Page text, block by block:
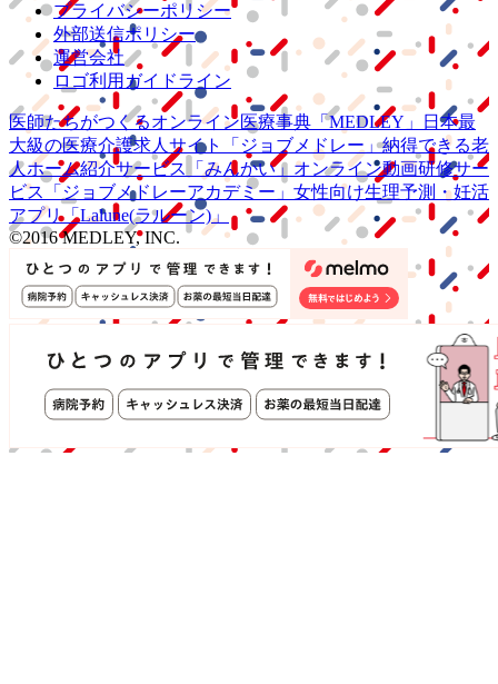
プライバシーポリシー
外部送信ポリシー
運営会社
ロゴ利用ガイドライン
医師たちがつくるオンライン医療事典 「MEDLEY」
日本最
大級の医療介護求人サイト 「ジョブメドレー」納得できる老
人ホーム紹介サービス
「みんかい」 オンライン動画研修サー
ビス
「ジョブメドレーアカデミー」 女性向け生理予測・妊活
アプリ「Lalune(ラルーン)」
©2016 MEDLEY, INC.